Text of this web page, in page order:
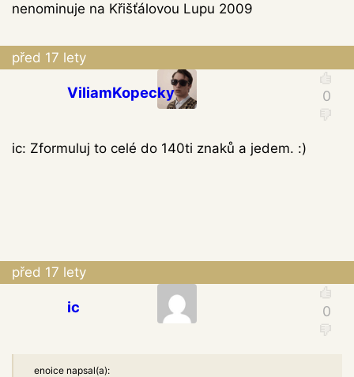
nenominuje na Křišťálovou Lupu 2009
před 17 lety
ViliamKopecky
ic: Zformuluj to celé do 140ti znaků a jedem. :)
před 17 lety
ic
enoice napsal(a):